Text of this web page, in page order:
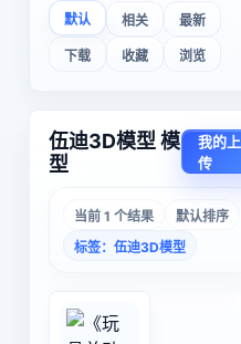
默认 相关 最新
下载 收藏 浏览
伍迪3D模型 模
型
我的上
传
当前 1 个结果
默认排序
标签：伍迪3D模型